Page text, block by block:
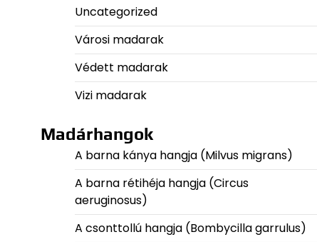
Uncategorized
Városi madarak
Védett madarak
Vizi madarak
Madárhangok
A barna kánya hangja (Milvus migrans)
A barna rétihéja hangja (Circus
aeruginosus)
A csonttollú hangja (Bombycilla garrulus)